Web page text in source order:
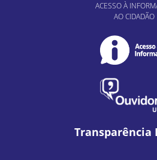
ACESSO À
AO CIDADÃO
Transparência